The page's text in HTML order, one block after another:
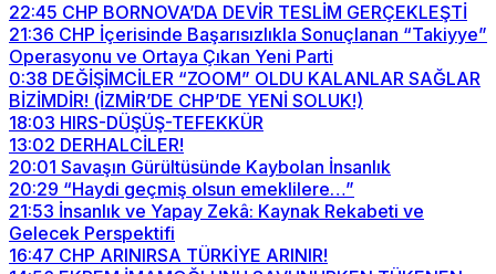
22:45 CHP BORNOVA’DA DEVİR TESLİM GERÇEKLEŞTİ
21:36 CHP İçerisinde Başarısızlıkla Sonuçlanan “Takiyye”
Operasyonu ve Ortaya Çıkan Yeni Parti
0:38 DEĞİŞİMCİLER “ZOOM” OLDU KALANLAR SAĞLAR
BİZİMDİR! (İZMİR’DE CHP’DE YENİ SOLUK!)
18:03 HIRS-DÜŞÜŞ-TEFEKKÜR
13:02 DERHALCİLER!
20:01 Savaşın Gürültüsünde Kaybolan İnsanlık
20:29 “Haydi geçmiş olsun emeklilere…”
21:53 İnsanlık ve Yapay Zekâ: Kaynak Rekabeti ve
Gelecek Perspektifi
16:47 CHP ARINIRSA TÜRKİYE ARINIR!